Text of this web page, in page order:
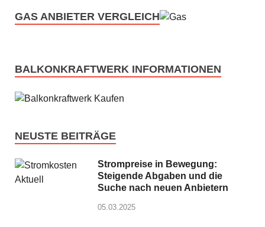
GAS ANBIETER VERGLEICH
BALKONKRAFTWERK INFORMATIONEN
NEUSTE BEITRÄGE
Strompreise in Bewegung:
Steigende Abgaben und die
Suche nach neuen Anbietern
05.03.2025